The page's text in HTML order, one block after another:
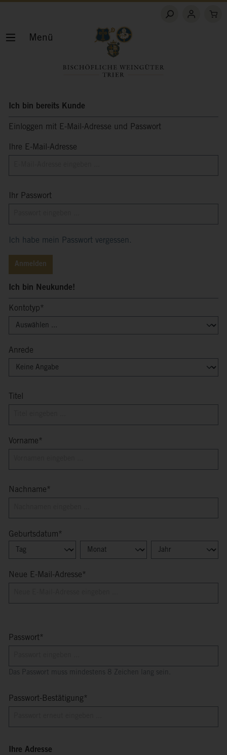
Ich bin bereits Kunde
Einloggen mit E-Mail-Adresse und Passwort
Ihre E-Mail-Adresse
Ihr Passwort
Ich habe mein Passwort vergessen.
Anmelden
Ich bin Neukunde!
Kontotyp*
Anrede
Titel
Vorname*
Nachname*
Geburtsdatum*
Neue E-Mail-Adresse*
Passwort*
Das Passwort muss mindestens 8 Zeichen lang sein.
Passwort-Bestätigung*
Ihre Adresse
Menü